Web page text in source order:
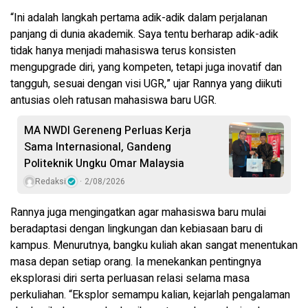
“Ini adalah langkah pertama adik-adik dalam perjalanan
panjang di dunia akademik. Saya tentu berharap adik-adik
tidak hanya menjadi mahasiswa terus konsisten
mengupgrade diri, yang kompeten, tetapi juga inovatif dan
tangguh, sesuai dengan visi UGR,” ujar Rannya yang diikuti
antusias oleh ratusan mahasiswa baru UGR.
MA NWDI Gereneng Perluas Kerja
Sama Internasional, Gandeng
Politeknik Ungku Omar Malaysia
Redaksi 2/08/2026
Rannya juga mengingatkan agar mahasiswa baru mulai
beradaptasi dengan lingkungan dan kebiasaan baru di
kampus. Menurutnya, bangku kuliah akan sangat menentukan
masa depan setiap orang. Ia menekankan pentingnya
eksplorasi diri serta perluasan relasi selama masa
perkuliahan. “Eksplor semampu kalian, kejarlah pengalaman